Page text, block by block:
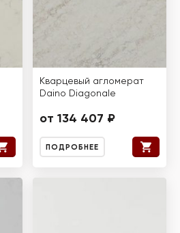
Кварцевый агломерат
Daino Diagonale
от 134 407 ₽
ПОДРОБНЕЕ